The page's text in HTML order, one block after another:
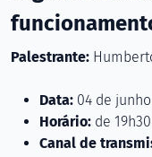
Palestrante:
Data: 04 de
Horário: de
Canal de